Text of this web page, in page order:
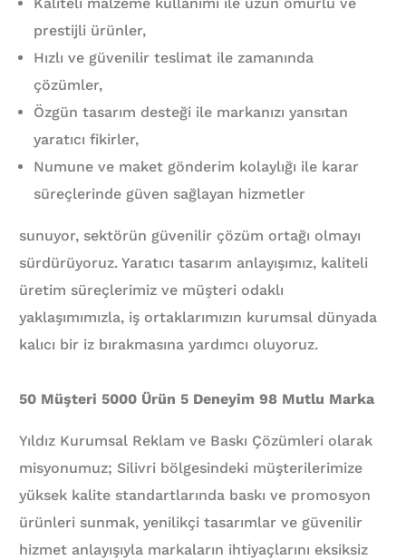
Kaliteli malzeme kullanımı ile uzun ömürlü ve
prestijli ürünler,
Hızlı ve güvenilir teslimat ile zamanında
çözümler,
Özgün tasarım desteği ile markanızı yansıtan
yaratıcı fikirler,
Numune ve maket gönderim kolaylığı ile karar
süreçlerinde güven sağlayan hizmetler
sunuyor, sektörün güvenilir çözüm ortağı olmayı
sürdürüyoruz. Yaratıcı tasarım anlayışımız, kaliteli
üretim süreçlerimiz ve müşteri odaklı
yaklaşımımızla, iş ortaklarımızın kurumsal dünyada
kalıcı bir iz bırakmasına yardımcı oluyoruz.
50 Müşteri 5000 Ürün 5 Deneyim 98 Mutlu Marka
Yıldız Kurumsal Reklam ve Baskı Çözümleri olarak
misyonumuz; Silivri bölgesindeki müşterilerimize
yüksek kalite standartlarında baskı ve promosyon
ürünleri sunmak, yenilikçi tasarımlar ve güvenilir
hizmet anlayışıyla markaların ihtiyaçlarını eksiksiz